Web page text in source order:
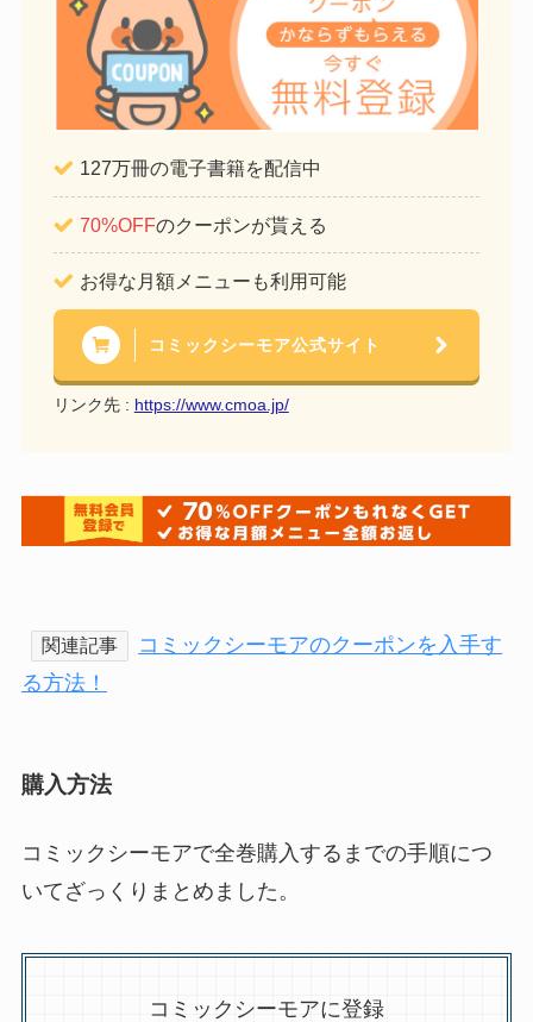
127万冊の電子書籍を配信中
70%OFFのクーポンが貰える
お得な月額メニューも利用可能
コミックシーモア公式サイト
リンク先 : https://www.cmoa.jp/
関連記事
コミックシーモアのクーポンを入手す
る方法！
購入方法
コミックシーモアで全巻購入するまでの手順につ
いてざっくりまとめました。
コミックシーモアに登録